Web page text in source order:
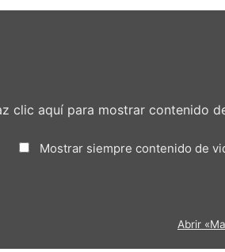
clic aquí para mostrar contenido
Mostrar siempre contenido de
Abrir